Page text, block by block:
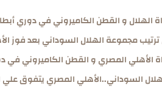
الهلال و القطن الكاميروني في دوري
مجموعة الهلال السوداني بعد فوز
الأهلي المصري و القطن الكاميروني في
السوداني..الأهلي المصري يتفوق علي